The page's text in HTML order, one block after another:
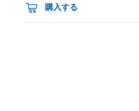
購入する